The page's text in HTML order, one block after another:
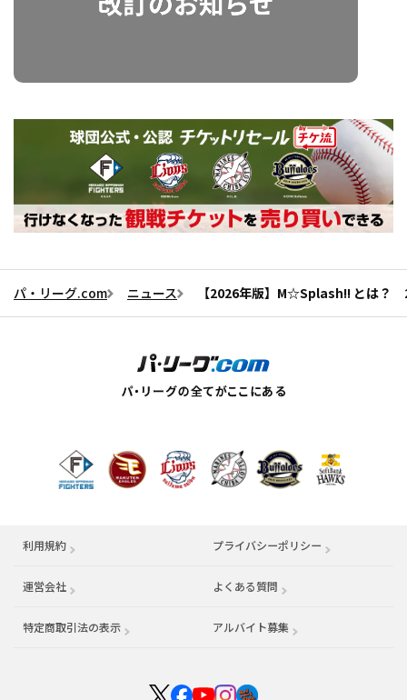
パ・リーグ.com ニュース 【2026年版】M☆Splash!! とは？
利用規約 プライバシーポリシー
運営会社 （別ウィンドウで開く） よくある質問
特定商取引法の表示 アルバイト募集 （別ウィンドウで開く